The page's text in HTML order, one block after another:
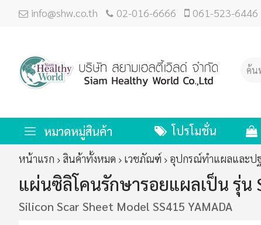
info@shw.co.th 02-016-6666 061-523-6446
หมวดหมู่สินค้า โปรโมชั่น
หน้าแรก สินค้าทั้งหมด เวชภัณฑ์ อุปกรณ์ทำแผลและป
แผ่นซิลิโคนรักษารอยแผลเป็น รุ่น
Silicon Scar Sheet Model SS415 YAMADA